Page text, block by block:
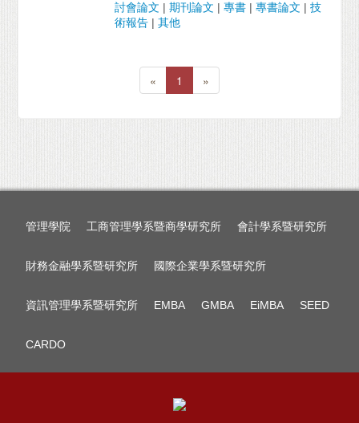
討會論文 |期刊論文 |專書 |專書論文 |技
術報告 |其他
« 1 »
管理學院 工商管理學系暨商學研究所 會計學系暨研究所
財務金融學系暨研究所 國際企業學系暨研究所
資訊管理學系暨研究所 EMBA GMBA EiMBA SEED
CARDO